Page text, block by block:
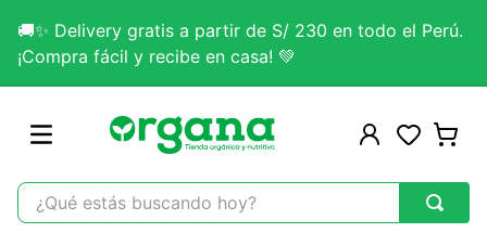
🚚✨ Delivery gratis a partir de S/ 230 en todo el Perú.
¡Compra fácil y recibe en casa! 💚
¿Qué estás buscando hoy?